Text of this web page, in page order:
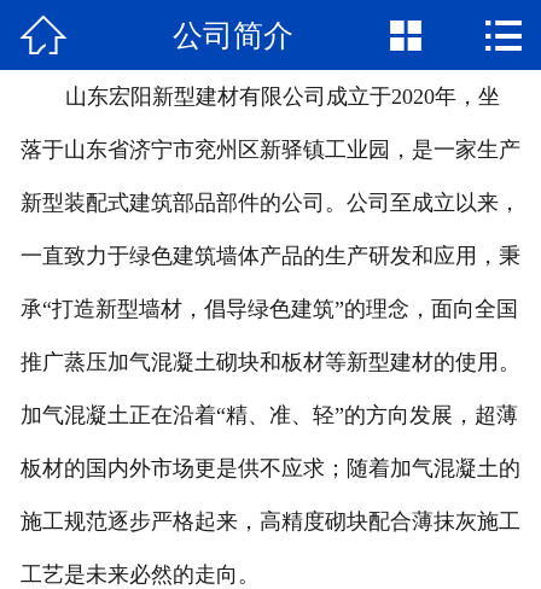
网站首页
公司简介
产品中心
新闻资讯
 公司简介  
山东宏阳新型建材有限公司成立于2020年，坐
落于山东省济宁市兖州区新驿镇工业园，是一家生产
新型装配式建筑部品部件的公司。公司至成立以来，
一直致力于绿色建筑墙体产品的生产研发和应用，秉
承“打造新型墙材，倡导绿色建筑”的理念，面向全国
推广蒸压加气混凝土砌块和板材等新型建材的使用。
加气混凝土正在沿着“精、准、轻”的方向发展，超薄
板材的国内外市场更是供不应求；随着加气混凝土的
施工规范逐步严格起来，高精度砌块配合薄抹灰施工
工艺是未来必然的走向。